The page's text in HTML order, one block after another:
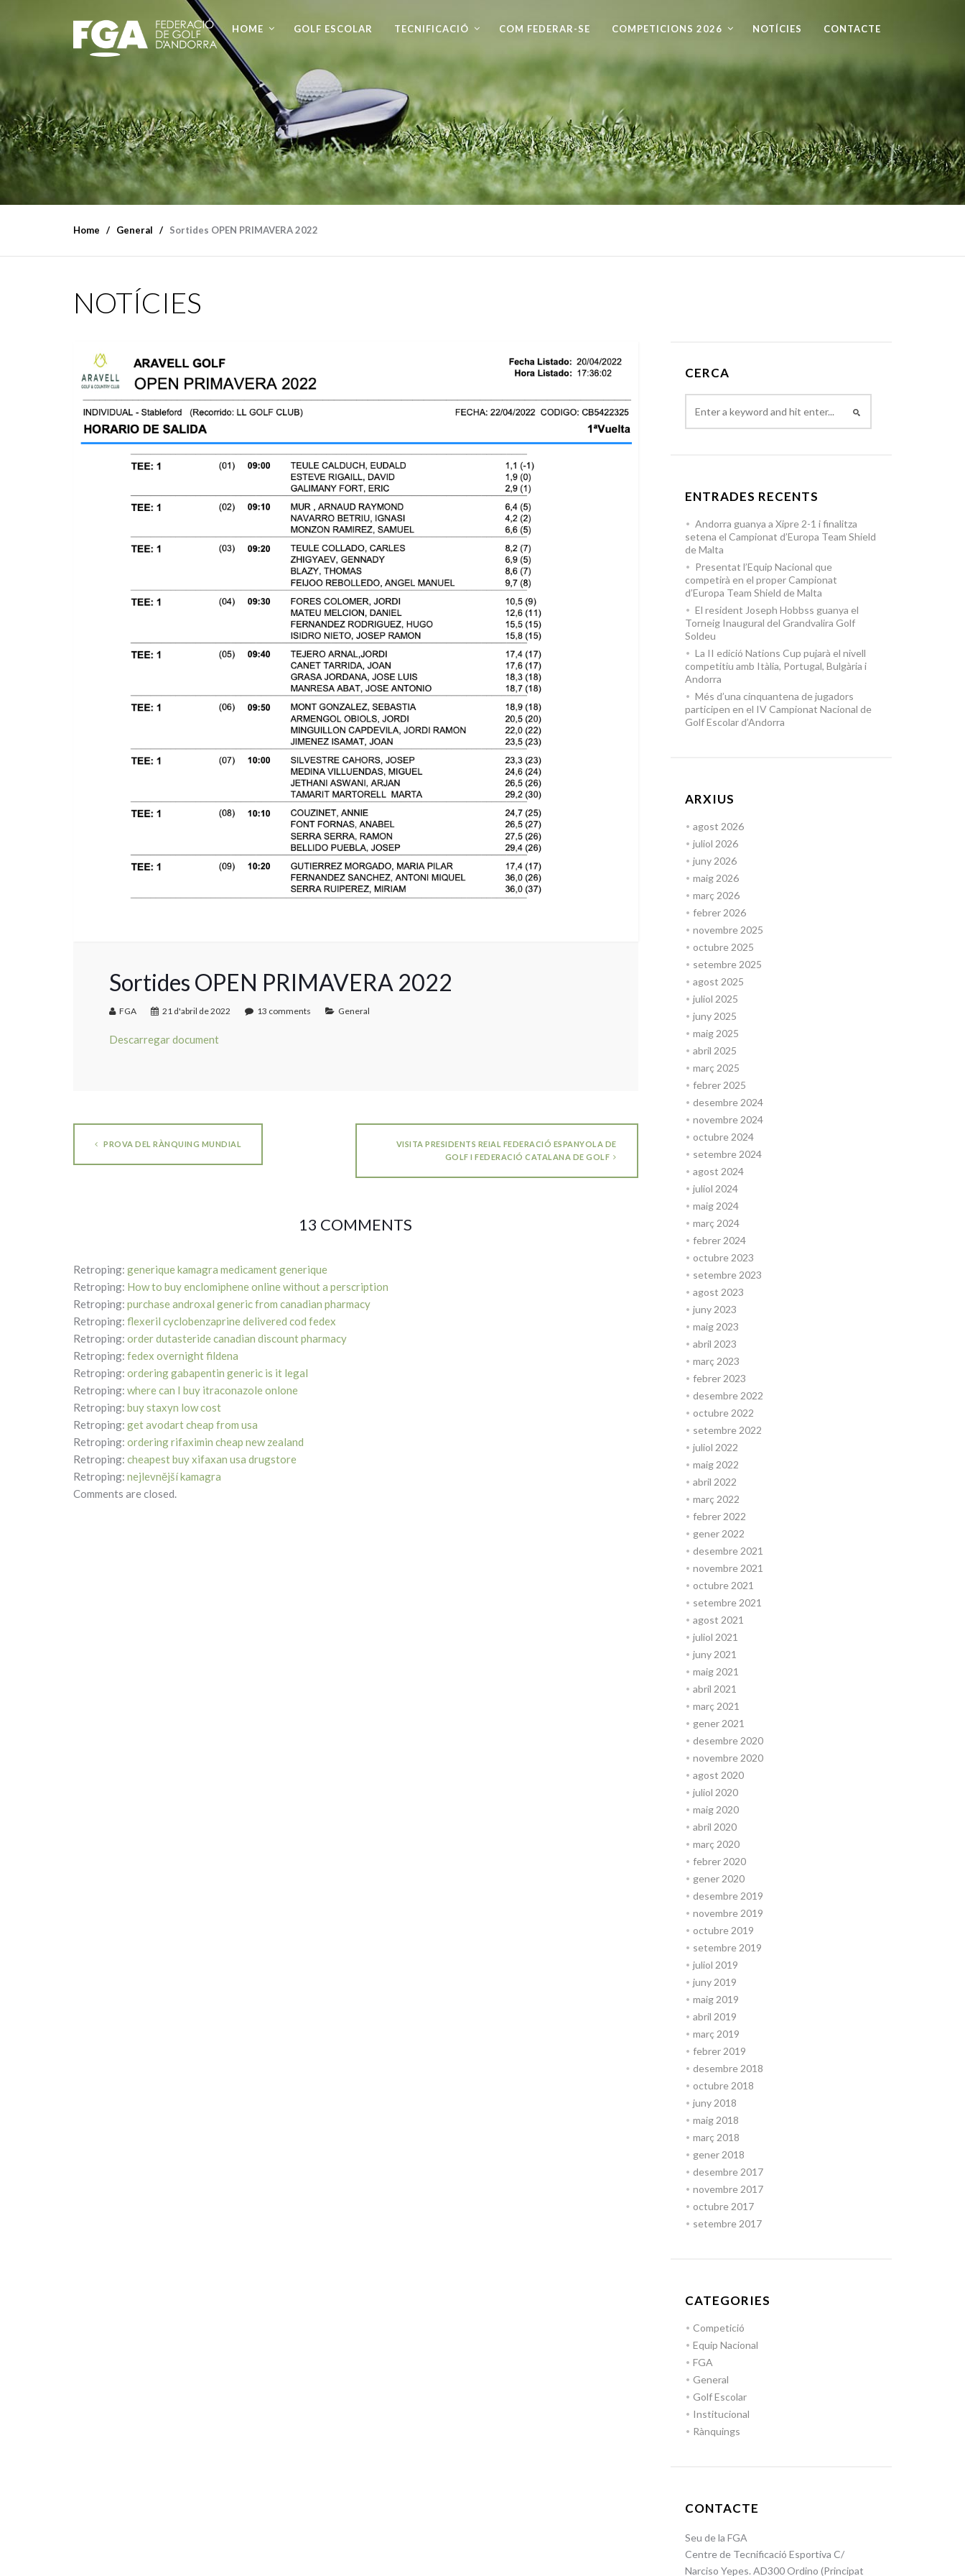
HOME GOLF ESCOLAR TECNIFICACIÓ COM FEDERAR-SE COMPETICIONS 2026 NOTÍCIES CONTACTE
Home General Sortides OPEN PRIMAVERA 2022
NOTÍCIES
Sortides OPEN PRIMAVERA 2022
FGA 21 d'abril de 2022 13 comments General
Descarregar document
PROVA DEL RÀNQUING MUNDIAL
VISITA PRESIDENTS REIAL FEDERACIÓ ESPANYOLA DE
GOLF I FEDERACIÓ CATALANA DE GOLF
13 COMMENTS
Retroping: generique kamagra medicament generique
Retroping: How to buy enclomiphene online without a perscription
Retroping: purchase androxal generic from canadian pharmacy
Retroping: flexeril cyclobenzaprine delivered cod fedex
Retroping: order dutasteride canadian discount pharmacy
Retroping: fedex overnight fildena
Retroping: ordering gabapentin generic is it legal
Retroping: where can I buy itraconazole onlone
Retroping: buy staxyn low cost
Retroping: get avodart cheap from usa
Retroping: ordering rifaximin cheap new zealand
Retroping: cheapest buy xifaxan usa drugstore
Retroping: nejlevnější kamagra
Comments are closed.
CERCA
ENTRADES RECENTS
Andorra guanya a Xipre 2-1 i finalitza
setena el Campionat d’Europa Team Shield
de Malta
Presentat l’Equip Nacional que
competirà en el proper Campionat
d’Europa Team Shield de Malta
El resident Joseph Hobbss guanya el
Torneig Inaugural del Grandvalira Golf
Soldeu
La II edició Nations Cup pujarà el nivell
competitiu amb Itàlia, Portugal, Bulgària i
Andorra
Més d’una cinquantena de jugadors
participen en el IV Campionat Nacional de
Golf Escolar d’Andorra
ARXIUS
agost 2026
juliol 2026
juny 2026
maig 2026
març 2026
febrer 2026
novembre 2025
octubre 2025
setembre 2025
agost 2025
juliol 2025
juny 2025
maig 2025
abril 2025
març 2025
febrer 2025
desembre 2024
novembre 2024
octubre 2024
setembre 2024
agost 2024
juliol 2024
maig 2024
març 2024
febrer 2024
octubre 2023
setembre 2023
agost 2023
juny 2023
maig 2023
abril 2023
març 2023
febrer 2023
desembre 2022
octubre 2022
setembre 2022
juliol 2022
maig 2022
abril 2022
març 2022
febrer 2022
gener 2022
desembre 2021
novembre 2021
octubre 2021
setembre 2021
agost 2021
juliol 2021
juny 2021
maig 2021
abril 2021
març 2021
gener 2021
desembre 2020
novembre 2020
agost 2020
juliol 2020
maig 2020
abril 2020
març 2020
febrer 2020
gener 2020
desembre 2019
novembre 2019
octubre 2019
setembre 2019
juliol 2019
juny 2019
maig 2019
abril 2019
març 2019
febrer 2019
desembre 2018
octubre 2018
juny 2018
maig 2018
març 2018
gener 2018
desembre 2017
novembre 2017
octubre 2017
setembre 2017
CATEGORIES
Competició
Equip Nacional
FGA
General
Golf Escolar
Institucional
Rànquings
CONTACTE
Seu de la FGA
Centre de Tecnificació Esportiva C/
Narciso Yepes. AD300 Ordino (Principat